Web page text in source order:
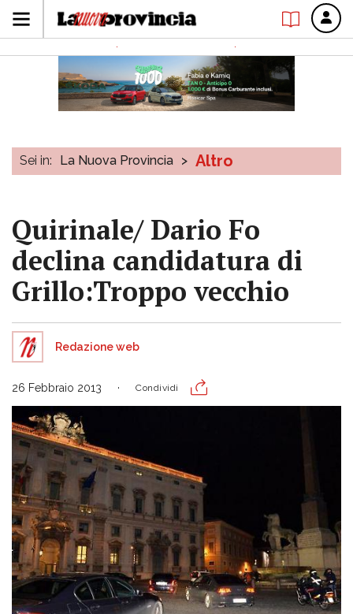
Sei in: La Nuova Provincia > Altro
Quirinale/ Dario Fo
declina candidatura di
Grillo:Troppo vecchio
Redazione web
26 Febbraio 2013 Condividi